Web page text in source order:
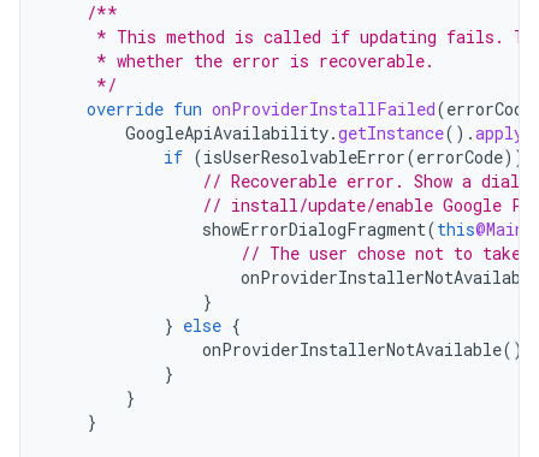
/**
* This method is called if updating fails.
     * whether the error is recoverable.
     */
override fun onProviderInstallFailed(errorCode
GoogleApiAvailability.getInstance().apply
if (isUserResolvableError(errorCode))
// Recoverable error. Show a
// install/update/enable Google
showErrorDialogFragment(this
// The user chose not to take
onProviderInstallerNotAvailable
}
} else {
onProviderInstallerNotAvailable()
}
}
}